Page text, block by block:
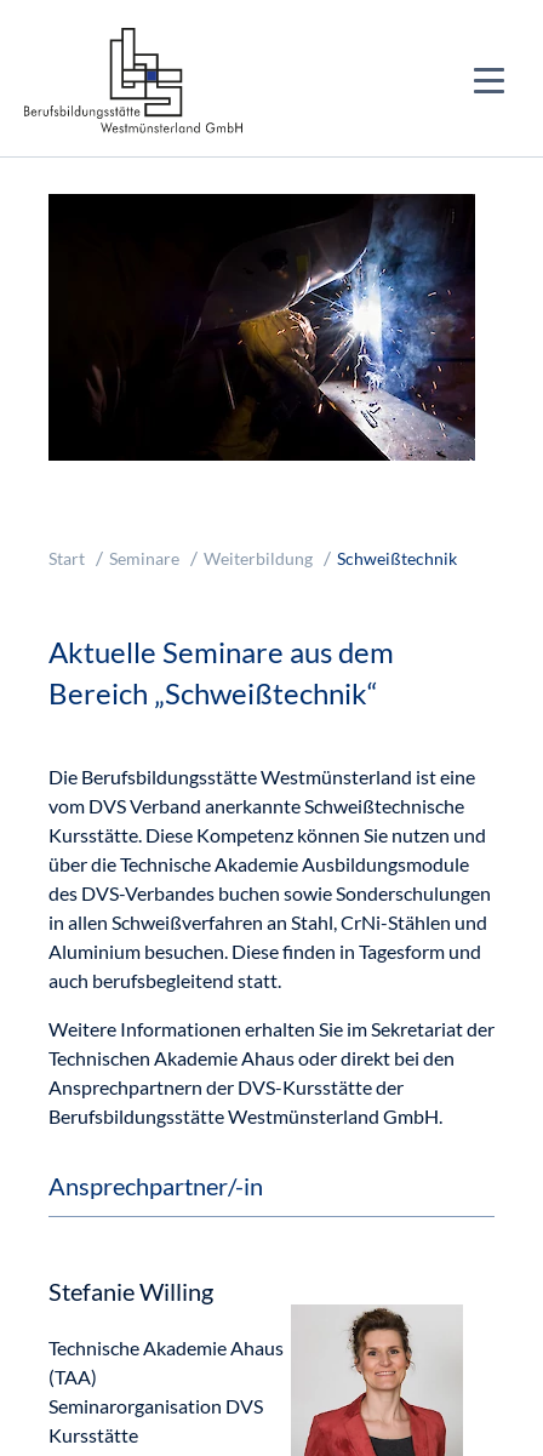
Start Seminare Weiterbildung Schweißtechnik
Aktuelle Seminare aus dem
Bereich „Schweißtechnik“
Die Berufsbildungsstätte Westmünsterland ist eine
vom DVS Verband anerkannte Schweißtechnische
Kursstätte. Diese Kompetenz können Sie nutzen und
über die Technische Akademie Ausbildungsmodule
des DVS-Verbandes buchen sowie Sonderschulungen
in allen Schweißverfahren an Stahl, CrNi-Stählen und
Aluminium besuchen. Diese finden in Tagesform und
auch berufsbegleitend statt.
Weitere Informationen erhalten Sie im Sekretariat der
Technischen Akademie Ahaus oder direkt bei den
Ansprechpartnern der DVS-Kursstätte der
Berufsbildungsstätte Westmünsterland GmbH.
Ansprechpartner/-in
Stefanie Willing
Technische Akademie Ahaus
(TAA)
Seminarorganisation DVS
Kursstätte